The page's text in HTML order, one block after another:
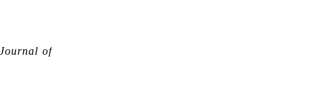
Journal of